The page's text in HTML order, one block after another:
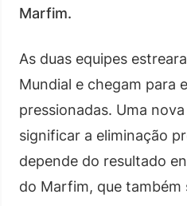
Marfim.
As duas equipes
Mundial e chegam para
pressionadas. Uma
significar a eliminação
depende do resultado
do Marfim, que também